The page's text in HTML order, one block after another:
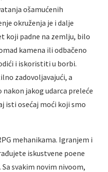
ošamućenih
okruženja je i dalje
koji padne na zemlju, bilo
kamena ili odbačeno
i iskoristiti u borbi.
zadovoljavajući, a
jakog udarca preleće
isti osećaj moći koji smo
mehanikama. Igranjem i
iskustvene poene
svakim novim nivoom,